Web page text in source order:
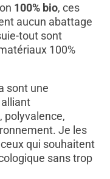
100% bio, ces
aucun abattage
tout sont
100%
sont une
polyvalence,
Je les
qui souhaitent
sans trop